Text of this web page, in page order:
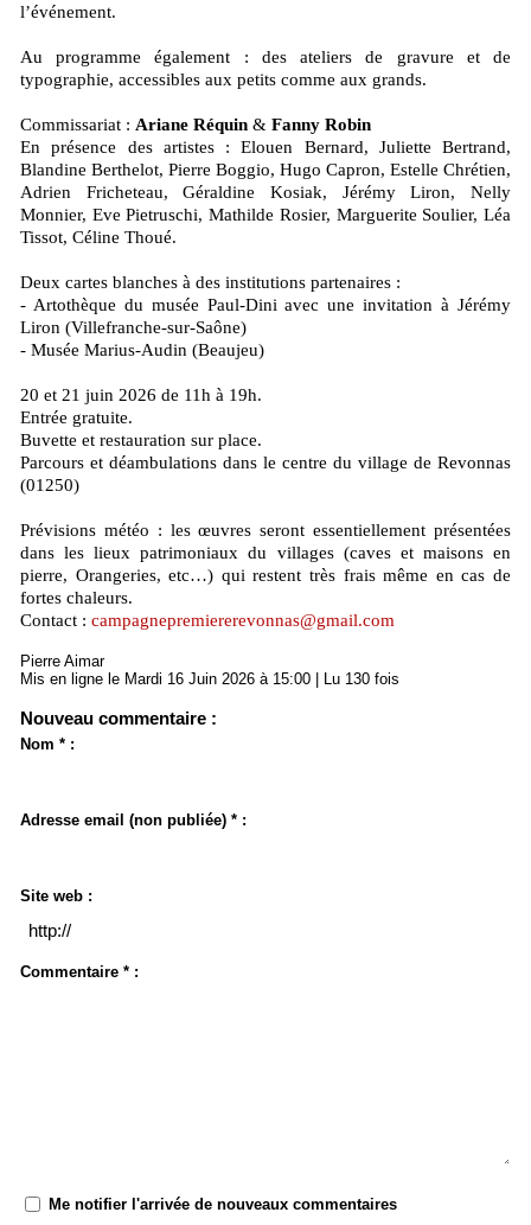
l’événement.
Au programme également : des ateliers de gravure et de
typographie, accessibles aux petits comme aux grands.
Commissariat : Ariane Réquin & Fanny Robin
En présence des artistes : Elouen Bernard, Juliette Bertrand,
Blandine Berthelot, Pierre Boggio, Hugo Capron, Estelle Chrétien,
Adrien Fricheteau, Géraldine Kosiak, Jérémy Liron, Nelly
Monnier, Eve Pietruschi, Mathilde Rosier, Marguerite Soulier, Léa
Tissot, Céline Thoué.
Deux cartes blanches à des institutions partenaires :
- Artothèque du musée Paul-Dini avec une invitation à Jérémy
Liron (Villefranche-sur-Saône)
- Musée Marius-Audin (Beaujeu)
20 et 21 juin 2026 de 11h à 19h.
Entrée gratuite.
Buvette et restauration sur place.
Parcours et déambulations dans le centre du village de Revonnas
(01250)
Prévisions météo : les œuvres seront essentiellement présentées
dans les lieux patrimoniaux du villages (caves et maisons en
pierre, Orangeries, etc…) qui restent très frais même en cas de
fortes chaleurs.
Contact : campagnepremiererevonnas@gmail.com
Pierre Aimar
Mis en ligne le Mardi 16 Juin 2026 à 15:00 | Lu 130 fois
Nouveau commentaire :
Nom * :
Adresse email (non publiée) * :
Site web :
Commentaire * :
Me notifier l'arrivée de nouveaux commentaires